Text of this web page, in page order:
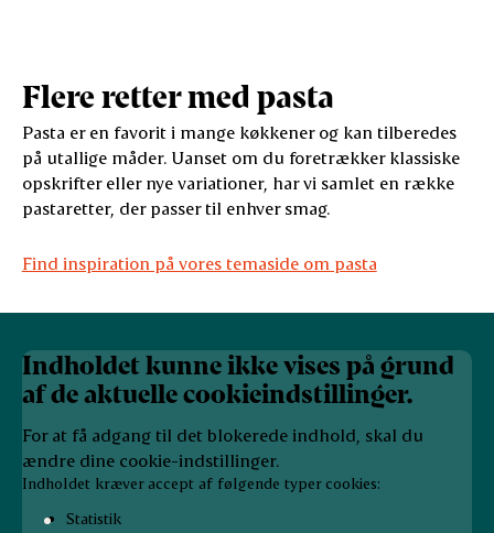
Flere retter med pasta
Pasta er en favorit i mange køkkener og kan tilberedes
på utallige måder. Uanset om du foretrækker klassiske
opskrifter eller nye variationer, har vi samlet en række
pastaretter, der passer til enhver smag.
Find inspiration på vores temaside om pasta
Indholdet kunne ikke vises på grund
af de aktuelle cookieindstillinger.
For at få adgang til det blokerede indhold, skal du
ændre dine cookie-indstillinger.
Indholdet kræver accept af følgende typer cookies:
Statistik